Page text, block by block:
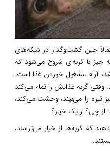
حین گشت‌وگذار در شبکه‌های
چیز با گربه‌ای شروع می‌شود که
آرام مشغول خوردن غذا است.
وقتی گربه غذایش را تمام می‌کند
تیره را می‌بیند، وحشت می‌کند،
از چی؟ از یک خیار؟
که گربه‌ها از خیار می‌ترسند،